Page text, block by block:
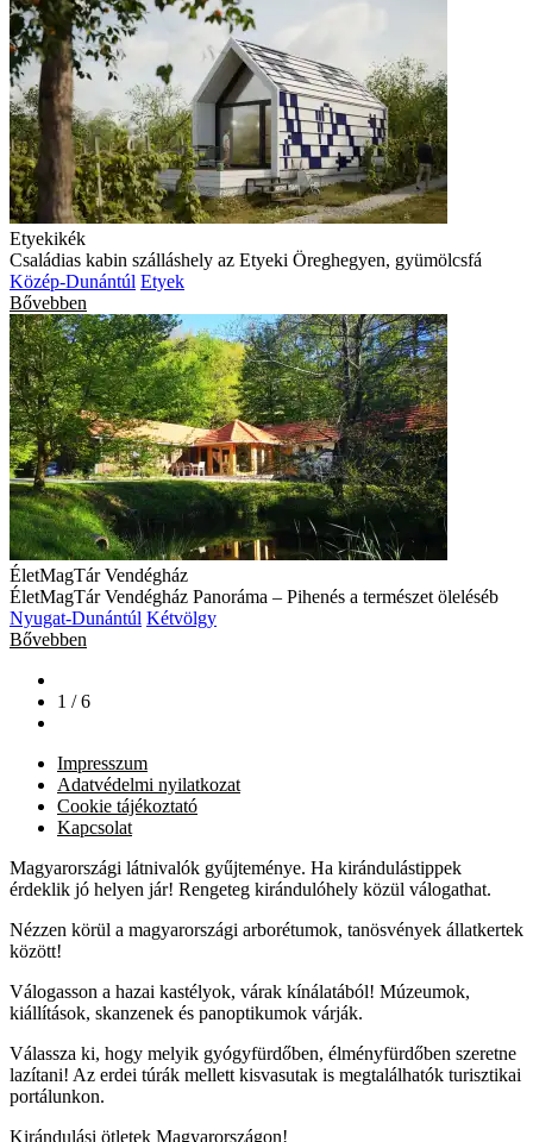
Etyekikék
Családias kabin szálláshely az Etyeki Öreghegyen, gyümölcsfá
Közép-Dunántúl Etyek
Bővebben
ÉletMagTár Vendégház
ÉletMagTár Vendégház Panoráma – Pihenés a természet öleléséb
Nyugat-Dunántúl Kétvölgy
Bővebben
1 / 6
Impresszum
Adatvédelmi nyilatkozat
Cookie tájékoztató
Kapcsolat
Magyarországi látnivalók gyűjteménye. Ha kirándulástippek
érdeklik jó helyen jár! Rengeteg kirándulóhely közül válogathat.
Nézzen körül a magyarországi arborétumok, tanösvények állatkertek
között!
Válogasson a hazai kastélyok, várak kínálatából! Múzeumok,
kiállítások, skanzenek és panoptikumok várják.
Válassza ki, hogy melyik gyógyfürdőben, élményfürdőben szeretne
lazítani! Az erdei túrák mellett kisvasutak is megtalálhatók turisztikai
portálunkon.
Kirándulási ötletek Magyarországon!